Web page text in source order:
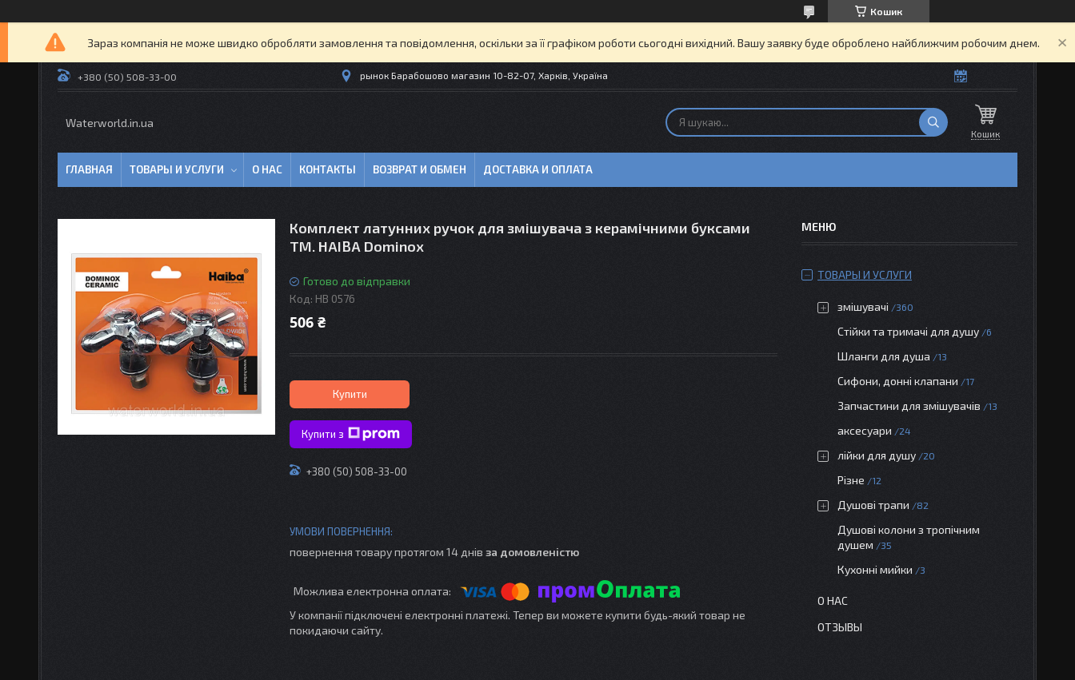
Кошик
Зараз компанія не може швидко обробляти замовлення та повідомлення, оскільки за її графіком роботи сьогодні вихідний. Вашу заявку буде оброблено найближчим робочим днем.
+380 (50) 508-33-00 рынок Барабошово магазин 10-82-07, Харків, Україна
Waterworld.in.ua
Кошик
ГЛАВНАЯ ТОВАРЫ И УСЛУГИ О НАС КОНТАКТЫ ВОЗВРАТ И ОБМЕН ДОСТАВКА И ОПЛАТА
Комплект латунних ручок для змішувача з керамічними буксами
TM. HAIBA Dominox
Готово до відправки
Код: HB 0576
506 ₴
Купити
Купити з
+380 (50) 508-33-00
повернення товару протягом 14 днів за домовленістю
У компанії підключені електронні платежі. Тепер ви можете купити будь-який товар не
покидаючи сайту.
ТОВАРЫ И УСЛУГИ
змішувачі 360
Стійки та тримачі для душу 6
Шланги для душа 13
Сифони, донні клапани 17
Запчастини для змішувачів 13
аксесуари 24
лійки для душу 20
Різне 12
Душові трапи 82
Душові колони з тропічним
душем
35
Кухонні мийки 3
О НАС
ОТЗЫВЫ